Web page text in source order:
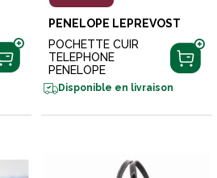
PENELOPE LEPREVOST
POCHETTE CUIR
TELEPHONE
PENELOPE
Disponible en livraison